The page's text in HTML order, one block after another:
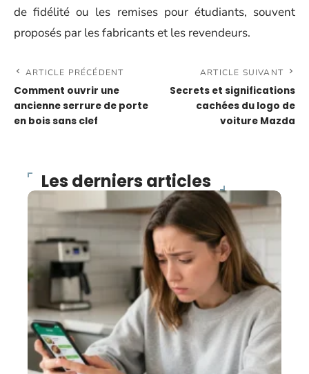
de fidélité ou les remises pour étudiants, souvent
proposés par les fabricants et les revendeurs.
ARTICLE PRÉCÉDENT
Comment ouvrir une
ancienne serrure de porte
en bois sans clef
ARTICLE SUIVANT
Secrets et significations
cachées du logo de
voiture Mazda
Les derniers articles